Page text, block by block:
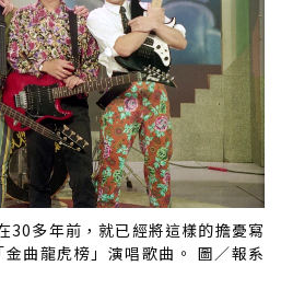
30多年前，就已經將這樣的擔憂寫
曲龍虎榜」演唱歌曲。 圖／報系